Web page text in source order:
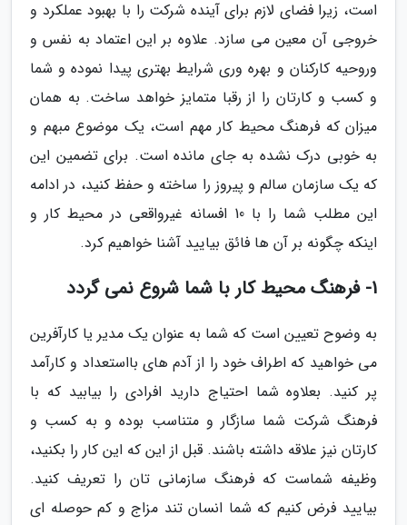
است، زیرا فضای لازم برای آینده شرکت را با بهبود عملکرد و
خروجی آن معین می سازد. علاوه بر این اعتماد به نفس و
وروحیه کارکنان و بهره وری شرایط بهتری پیدا نموده و شما
و کسب و کارتان را از رقبا متمایز خواهد ساخت. به همان
میزان که فرهنگ محیط کار مهم است، یک موضوع مبهم و
به خوبی درک نشده به جای مانده است. برای تضمین این
که یک سازمان سالم و پیروز را ساخته و حفظ کنید، در ادامه
این مطلب شما را با 10 افسانه غیرواقعی در محیط کار و
اینکه چگونه بر آن ها فائق بیایید آشنا خواهیم کرد.
1- فرهنگ محیط کار با شما شروع نمی گردد
به وضوح تعیین است که شما به عنوان یک مدیر یا کارآفرین
می خواهید که اطراف خود را از آدم های بااستعداد و کارآمد
پر کنید. بعلاوه شما احتیاج دارید افرادی را بیابید که با
فرهنگ شرکت شما سازگار و متناسب بوده و به کسب و
کارتان نیز علاقه داشته باشند. قبل از این که این کار را بکنید،
وظیفه شماست که فرهنگ سازمانی تان را تعریف کنید.
بیایید فرض کنیم که شما انسان تند مزاج و کم حوصله ای